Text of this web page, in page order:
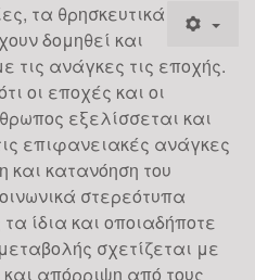
τα θρησκευτικά
δομηθεί και
ανάγκες τις εποχής.
οι εποχές και οι
εξελίσσεται και
επιφανειακές ανάγκες
και κατανόηση του
στερεότυπα
ίδια και οποιαδήποτε
σχετίζεται με
απόρριψη από τους